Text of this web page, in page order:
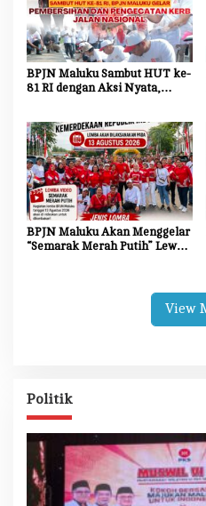
BPJN Maluku Sambut HUT ke-
81 RI dengan Aksi Nyata,
BPJN Maluku Akan Menggelar
“Semarak Merah Putih” Lewat
View
Politik